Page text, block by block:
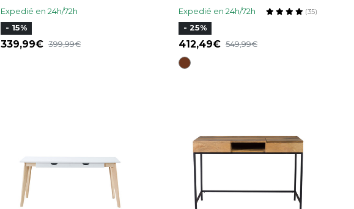
clair chêne L78 cm GABIN
Expedié en 24h/72h
- 15%
339,99 399,99
L132 cm HALLEN
Expedié en 24h/72h (35)
- 25%
412,49 549,99